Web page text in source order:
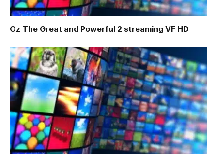
Oz The Great and Powerful 2 streaming VF HD